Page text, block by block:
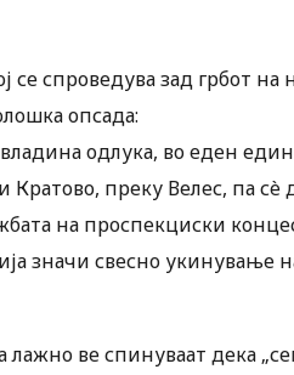
се спроведува зад грбот на
опсада:
одлука, во еден
преку Велес, па сè
на проспекциски
значи свесно укинување
ве спинуваат дека